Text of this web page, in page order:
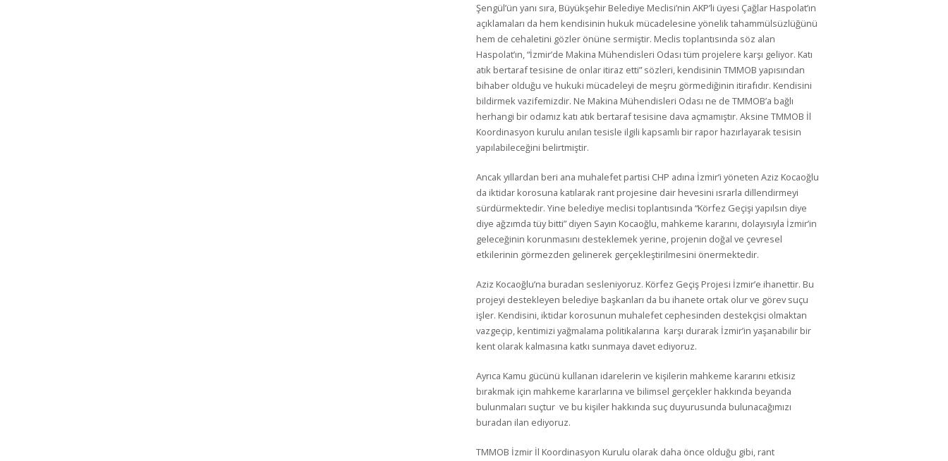
Şengül’ün yanı sıra, Büyükşehir Belediye Meclisi’nin AKP’li üyesi Çağlar Haspolat’ın
açıklamaları da hem kendisinin hukuk mücadelesine yönelik tahammülsüzlüğünü
hem de cehaletini gözler önüne sermiştir. Meclis toplantısında söz alan
Haspolat’ın, “İzmir’de Makina Mühendisleri Odası tüm projelere karşı geliyor. Katı
atık bertaraf tesisine de onlar itiraz etti” sözleri, kendisinin TMMOB yapısından
bihaber olduğu ve hukuki mücadeleyi de meşru görmediğinin itirafıdır. Kendisini
bildirmek vazifemizdir. Ne Makina Mühendisleri Odası ne de TMMOB’a bağlı
herhangi bir odamız katı atık bertaraf tesisine dava açmamıştır. Aksine TMMOB İl
Koordinasyon kurulu anılan tesisle ilgili kapsamlı bir rapor hazırlayarak tesisin
yapılabileceğini belirtmiştir.
Ancak yıllardan beri ana muhalefet partisi CHP adına İzmir’i yöneten Aziz Kocaoğlu
da iktidar korosuna katılarak rant projesine dair hevesini ısrarla dillendirmeyi
sürdürmektedir. Yine belediye meclisi toplantısında “Körfez Geçişi yapılsın diye
diye ağzımda tüy bitti” diyen Sayın Kocaoğlu, mahkeme kararını, dolayısıyla İzmir’in
geleceğinin korunmasını desteklemek yerine, projenin doğal ve çevresel
etkilerinin görmezden gelinerek gerçekleştirilmesini önermektedir.
Aziz Kocaoğlu’na buradan sesleniyoruz. Körfez Geçiş Projesi İzmir’e ihanettir. Bu
projeyi destekleyen belediye başkanları da bu ihanete ortak olur ve görev suçu
işler. Kendisini, iktidar korosunun muhalefet cephesinden destekçisi olmaktan
vazgeçip, kentimizi yağmalama politikalarına karşı durarak İzmir’in yaşanabilir bir
kent olarak kalmasına katkı sunmaya davet ediyoruz.
Ayrıca Kamu gücünü kullanan idarelerin ve kişilerin mahkeme kararını etkisiz
bırakmak için mahkeme kararlarına ve bilimsel gerçekler hakkında beyanda
bulunmaları suçtur ve bu kişiler hakkında suç duyurusunda bulunacağımızı
buradan ilan ediyoruz.
TMMOB İzmir İl Koordinasyon Kurulu olarak daha önce olduğu gibi, rant